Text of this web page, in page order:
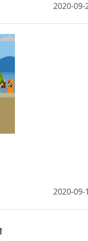
2020-09-
2020-09-